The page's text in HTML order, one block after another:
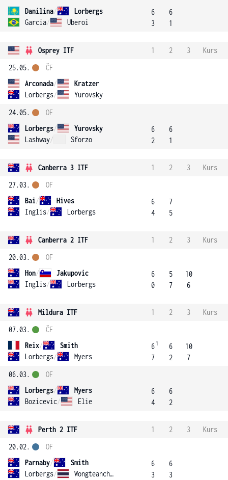
Danilina/
Lorbergs
Garcia/ Uberoi
6
3
6
1
Osprey ITF 1 2 3
Kurs
25.05.
Arconada/
Kratzer
Lorbergs/ Yurovsky
ČF
24.05.
Lorbergs/
Yurovsky
Lashway/ Sforzo
OF
6
2
6
1
Canberra 3 ITF 1 2 3
Kurs
27.03.
Bai/
Hives
Inglis/ Lorbergs
OF
6
4
7
5
Canberra 2 ITF 1 2 3
Kurs
20.03.
Hon/
Jakupovic
Inglis/ Lorbergs
OF
6
0
5
7
10
6
Mildura ITF 1 2 3
Kurs
07.03.
Reix/
Smith
Lorbergs/ Myers
ČF
6 1
7
6
2
10
7
06.03.
Lorbergs/
Myers
Bozicevic/ Elie
OF
6
4
6
2
Perth 2 ITF 1 2 3
Kurs
20.02.
Parnaby/
Smith
Lorbergs/ Wongteanchai
OF
6
3
6
3